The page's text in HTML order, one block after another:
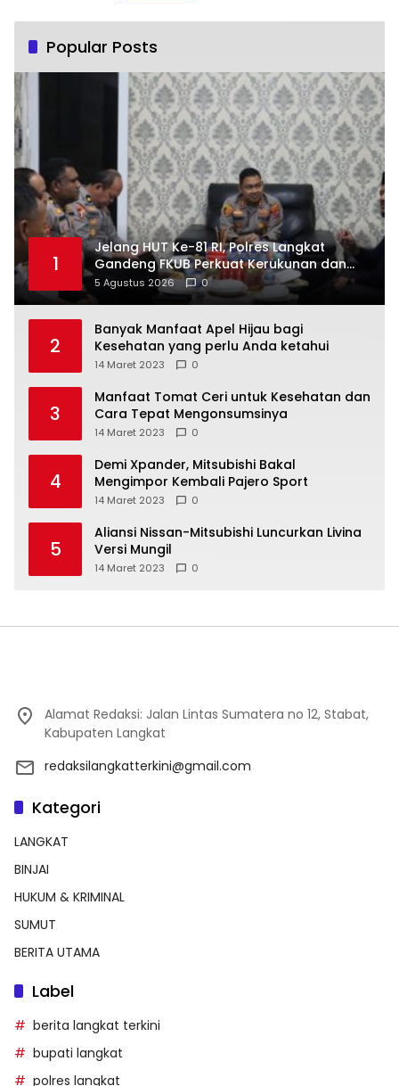
Popular Posts
1
Jelang HUT Ke-81 RI, Polres Langkat
Gandeng FKUB Perkuat Kerukunan dan
Kamtibmas
5 Agustus 2026 0
2
Banyak Manfaat Apel Hijau bagi
Kesehatan yang perlu Anda ketahui
14 Maret 2023 0
3
Manfaat Tomat Ceri untuk Kesehatan dan
Cara Tepat Mengonsumsinya
14 Maret 2023 0
4
Demi Xpander, Mitsubishi Bakal
Mengimpor Kembali Pajero Sport
14 Maret 2023 0
5
Aliansi Nissan-Mitsubishi Luncurkan Livina
Versi Mungil
14 Maret 2023 0
Alamat Redaksi: Jalan Lintas Sumatera no 12, Stabat,
Kabupaten Langkat
redaksilangkatterkini@gmail.com
Kategori
LANGKAT
BINJAI
HUKUM & KRIMINAL
SUMUT
BERITA UTAMA
Label
berita langkat terkini
bupati langkat
polres langkat